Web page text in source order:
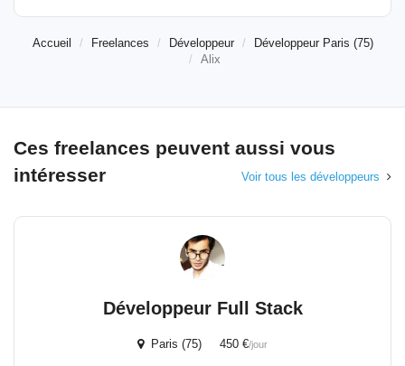
Accueil Freelances Développeur
Développeur Paris (75)
Alix
Ces freelances peuvent aussi vous
intéresser
Voir tous les développeurs
Développeur Full Stack
Paris (75) 450 €/jour